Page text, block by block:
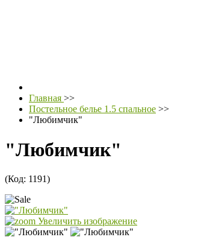
Главная >>
Постельное белье 1.5 спальное >>
"Любимчик"
"Любимчик"
(Код: 1191)
Увеличить изображение